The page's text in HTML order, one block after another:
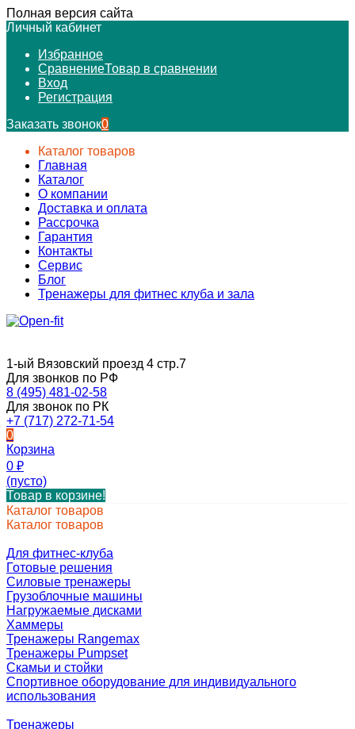
Полная версия сайта
Личный кабинет
Избранное
СравнениеТовар в сравнении
Вход
Регистрация
Заказать звонок0
Каталог товаров
Главная
Каталог
О компании
Доставка и оплата
Рассрочка
Гарантия
Контакты
Сервис
Блог
Тренажеры для фитнес клуба и зала
1-ый Вязовский проезд 4 стр.7
Для звонков по РФ
8 (495) 481-02-58
Для звонок по РК
+7 (717) 272-71-54
0
Корзина
0 ₽
(пусто)
Товар в корзине!
Каталог товаров
Каталог товаров
Для фитнес-клуба
Готовые решения
Силовые тренажеры
Грузоблочные машины
Нагружаемые дисками
Хаммеры
Тренажеры Rangemax
Тренажеры Pumpset
Скамьи и стойки
Спортивное оборудование для индивидуального
использования
Тренажеры